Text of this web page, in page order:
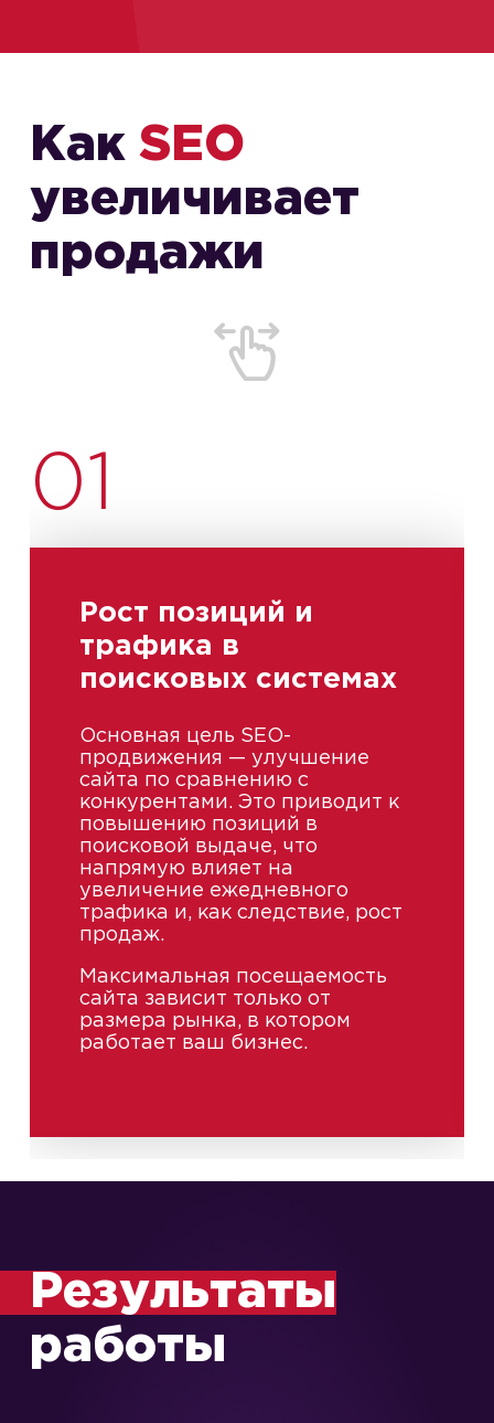
Как SEO
увеличивает
продажи
01
Рост позиций и
трафика в
поисковых системах
Основная цель SEO-
продвижения — улучшение
сайта по сравнению с
конкурентами. Это приводит к
повышению позиций в
поисковой выдаче, что
напрямую влияет на
увеличение ежедневного
трафика и, как следствие, рост
продаж.
Максимальная посещаемость
сайта зависит только от
размера рынка, в котором
работает ваш бизнес.
Результаты
работы